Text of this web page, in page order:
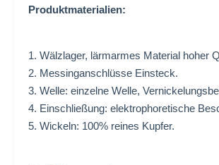
Produktmaterialien:
1. Wälzlager, lärmarmes Material hoher
2. Messinganschlüsse Einsteck.
3. Welle: einzelne Welle,
4. Einschließung: elektrophoretische
5. Wickeln: 100% reines Kupfer.